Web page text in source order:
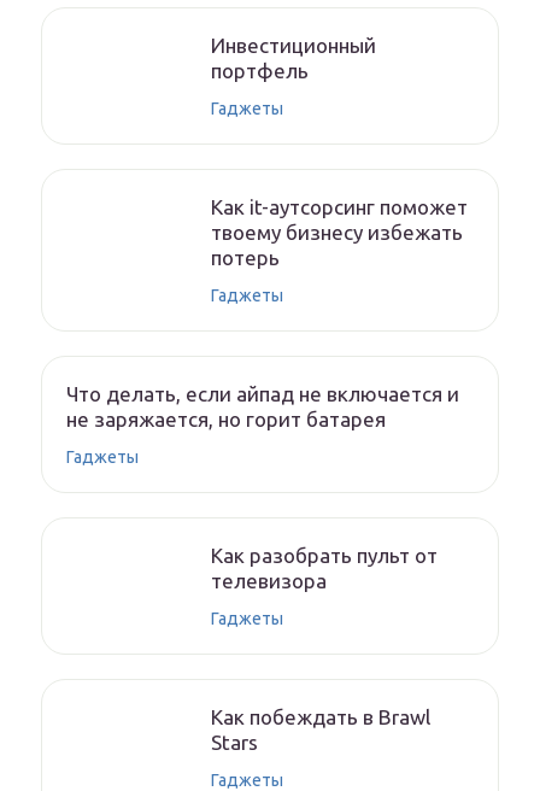
Инвестиционный
портфель
Гаджеты
Как it-аутсорсинг поможет
твоему бизнесу избежать
потерь
Гаджеты
Что делать, если айпад не включается и
не заряжается, но горит батарея
Гаджеты
Как разобрать пульт от
телевизора
Гаджеты
Как побеждать в Brawl
Stars
Гаджеты